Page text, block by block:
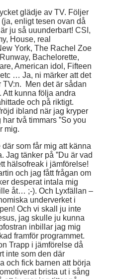
glädje av TV. Följer
enligt tesen ovan då
ju så uuunderbart! CSI,
House, real
York, The Rachel Zoe
Bachelorette,
American idol, Fifteen
etc … Ja, ni märker att det
TV:n. Men det är sådan
kunna följa andra
och på riktigt.
ibland när jag kryper
två timmars ”So you
mig.
som får mig att känna
Jag tänker på ”Du är vad
hälsofreak i jämförelse!
och jag fått frågan om
desperat intala mig
åt… ;-). Och Lyxfällan –
underverket i
Och vi skall ju inte
jag skulle ju kunna
inbillar jag mig
framför programmet.
Trapp i jämförelse då
inte som den där
och fick barnen att börja
brista ut i sång